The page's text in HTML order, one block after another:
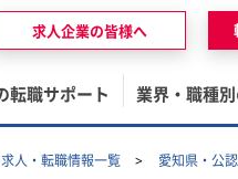
転職サポート 業界・職種
求人企業の皆様へ
人・転職情報一覧 愛知県・公